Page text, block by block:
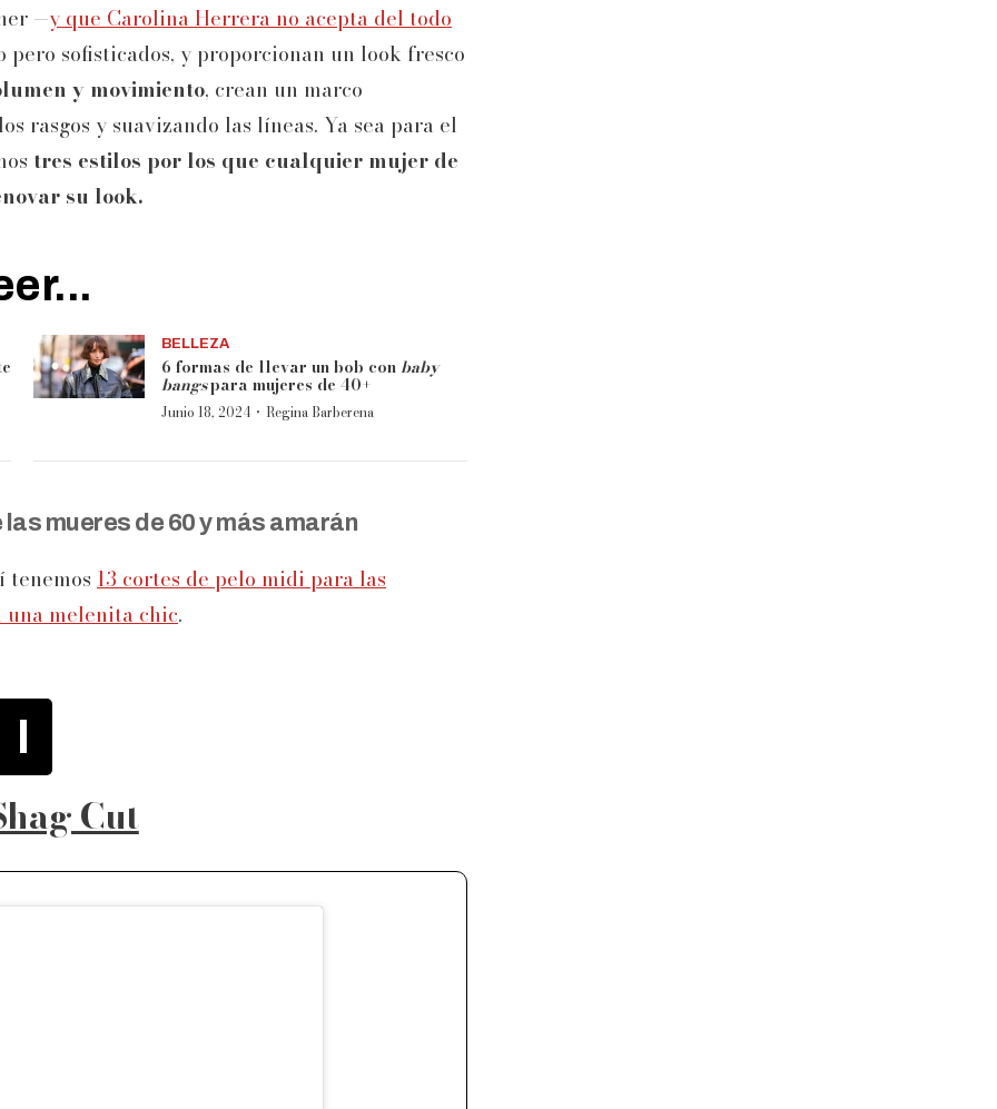
—y que Carolina Herrera no acepta del todo
sofisticados, y proporcionan un look fresco
y movimiento, crean un marco
rasgos y suavizando las líneas. Ya sea para el
tres estilos por los que cualquier mujer de
su look.
BELLEZA
6 formas de llevar un bob conbaby
bangspara mujeres de 40+
Junio 18, 2024 · Regina Barberena
mueres de 60 y más amarán
tenemos 13 cortes de pelo midi para las
una melenita chic.
1
Cut